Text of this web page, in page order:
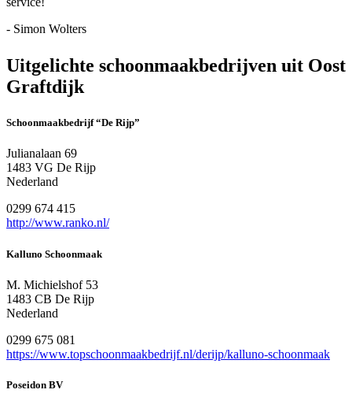
- Simon Wolters
Uitgelichte schoonmaakbedrijven uit Oost
Graftdijk
Schoonmaakbedrijf “De Rijp”
Julianalaan 69
1483 VG De Rijp
Nederland
0299 674 415
http://www.ranko.nl/
Kalluno Schoonmaak
M. Michielshof 53
1483 CB De Rijp
Nederland
0299 675 081
https://www.topschoonmaakbedrijf.nl/derijp/kalluno-schoonmaak
Poseidon BV